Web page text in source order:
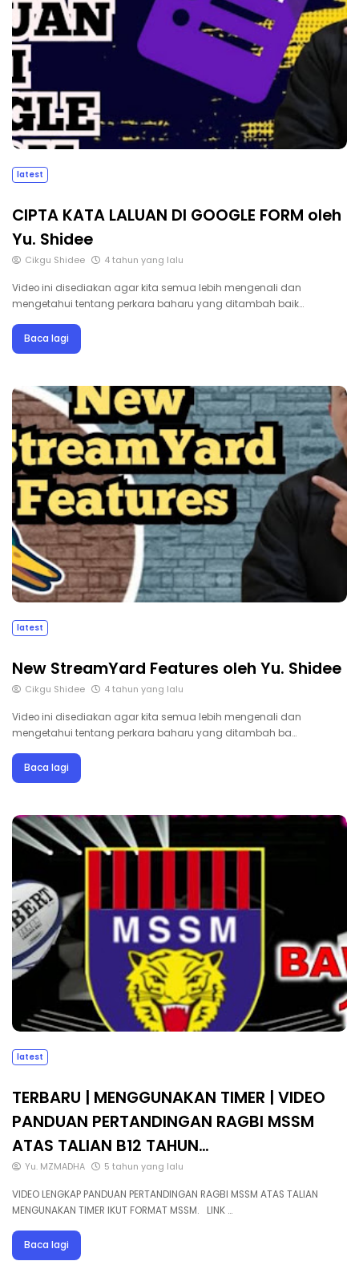
latest
CIPTA KATA LALUAN DI GOOGLE FORM oleh
Yu. Shidee
Cikgu Shidee 4 tahun yang lalu
Video ini disediakan agar kita semua lebih mengenali dan
mengetahui tentang perkara baharu yang ditambah baik…
Baca lagi
latest
New StreamYard Features oleh Yu. Shidee
Cikgu Shidee 4 tahun yang lalu
Video ini disediakan agar kita semua lebih mengenali dan
mengetahui tentang perkara baharu yang ditambah ba…
Baca lagi
latest
TERBARU | MENGGUNAKAN TIMER | VIDEO
PANDUAN PERTANDINGAN RAGBI MSSM
ATAS TALIAN B12 TAHUN…
Yu. MZMADHA 5 tahun yang lalu
VIDEO LENGKAP PANDUAN PERTANDINGAN RAGBI MSSM ATAS TALIAN
MENGUNAKAN TIMER IKUT FORMAT MSSM. LINK …
Baca lagi